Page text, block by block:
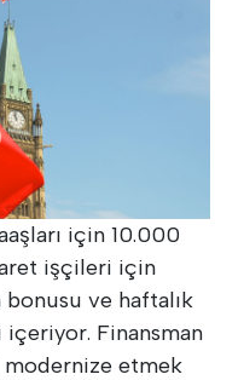
için 10.000
işçileri için
ve haftalık
Finansman
modernize etmek